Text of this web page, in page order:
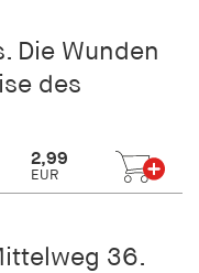
Die Wunden
des
2,99
EUR
36.